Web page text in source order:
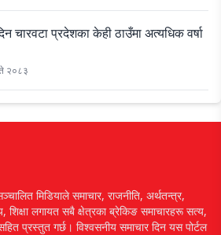
चारवटा प्रदेशका केही ठाउँमा अत्यधिक वर्षा
२०८३
मिडियाले समाचार, राजनीति, अर्थतन्त्र,
शिक्षा लगायत सबै क्षेत्रका ब्रेकिङ समाचारहरू सत्य,
प्रस्तुत गर्छ। विश्वसनीय समाचार दिन यस पोर्टल